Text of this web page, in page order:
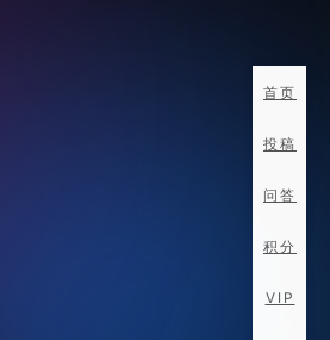
首页
投稿
问答
积分
VIP